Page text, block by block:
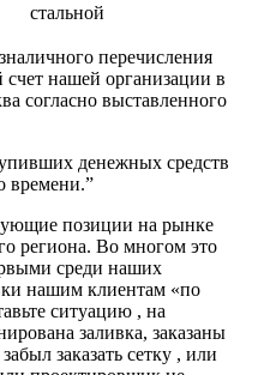
стальной
перечисления
нашей организации в
согласно выставленного
денежных средств
времени.”
позиции на рынке
региона. Во многом это
среди наших
нашим клиентам «по
ситуацию , на
заливка, заказаны
заказать сетку , или